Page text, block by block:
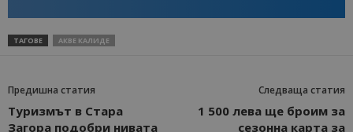
ТАГОВЕ АКВЕ КАЛИДЕ
Предишна статия
Туризмът в Стара
Загора подобри нивата
Следваща статия
1 500 лева ще броим за
сезонна картa за